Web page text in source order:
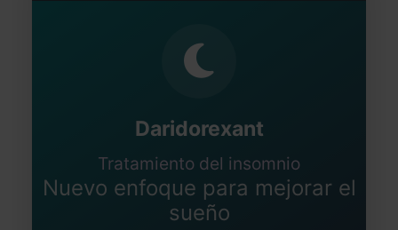
Daridorexant
Tratamiento del insomnio
Nuevo enfoque para mejorar el
sueño